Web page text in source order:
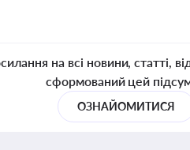
на всі новини, статті,
сформований цей
ОЗНАЙОМИТИСЯ